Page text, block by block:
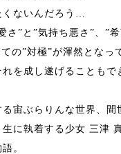
くないんだろう…
さ”と”気持ち悪さ”、”
の”対極”が渾然となっ
を成し遂げることもで
宙ぶらりんな世界、間
に執着する少女 三津
。